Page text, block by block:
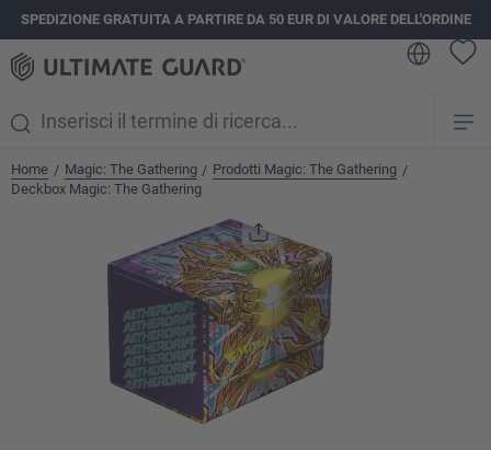
principale
SPEDIZIONE GRATUITA A PARTIRE DA 50 EUR DI VALORE DELL'ORDINE
Home / Magic: The Gathering / Prodotti Magic: The Gathering /
Deckbox Magic: The Gathering